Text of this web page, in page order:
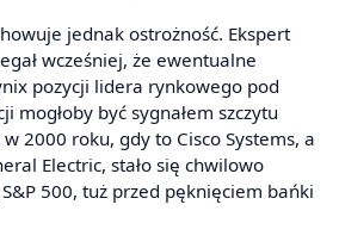
jednak ostrożność. Ekspert
wcześniej, że ewentualne
pozycji lidera rynkowego pod
mogłoby być sygnałem szczytu
2000 roku, gdy to Cisco Systems, a
Electric, stało się chwilowo
500, tuż przed pęknięciem bańki